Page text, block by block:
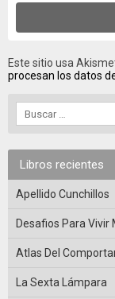
Este sitio usa
procesan los datos
Libros recientes
Apellido Cunchillos
Desafios Para Vivir
Atlas Del
La Sexta Lámpara